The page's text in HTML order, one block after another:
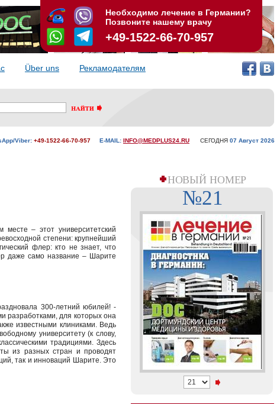
Über uns Рекламодателям
Viber: +49-1522-66-70-957 E-MAIL: INFO@MEDPLUS24.RU СЕГОДНЯ 07 Aвгуст 2026
– этот университетский
степени: крупнейший
флер: кто не знает, что
даже само название – Шарите
300-летний юбилей! -
разработками, для которых она
известными клиниками. Ведь
университету (к слову,
традициями. Здесь
из разных стран и проводят
так и инноваций Шарите. Это
НОВЫЙ НОМЕР
№21
Необходимо лечение в Германии?
Позвоните нашему врачу
+49-1522-66-70-957